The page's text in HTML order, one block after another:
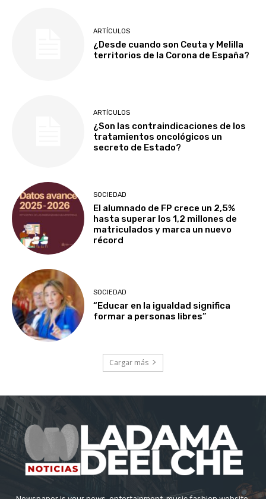
ARTÍCULOS
¿Desde cuando son Ceuta y Melilla
territorios de la Corona de España?
ARTÍCULOS
¿Son las contraindicaciones de los
tratamientos oncológicos un
secreto de Estado?
SOCIEDAD
El alumnado de FP crece un 2,5%
hasta superar los 1,2 millones de
matriculados y marca un nuevo
récord
SOCIEDAD
“Educar en la igualdad significa
formar a personas libres”
Cargar más